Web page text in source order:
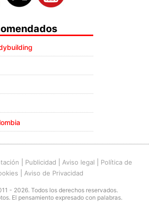
Publicidad Aviso legal
Política de
Aviso de Privacidad
- 2026. Todos los derechos reservados.
El pensamiento expresado con palabras.